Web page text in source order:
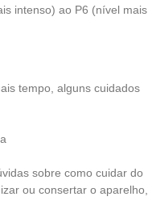
intenso) ao P6 (nível mais
tempo, alguns cuidados
sobre como cuidar do
ou consertar o aparelho,